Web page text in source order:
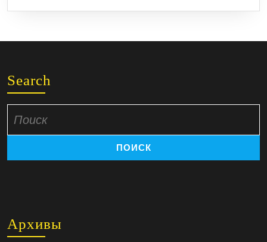
Search
по:
Архивы